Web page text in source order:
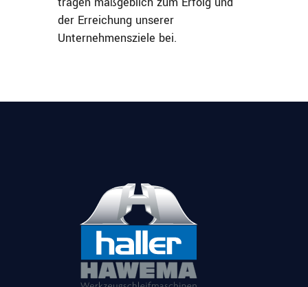
der Erreichung unserer
Unternehmensziele bei.